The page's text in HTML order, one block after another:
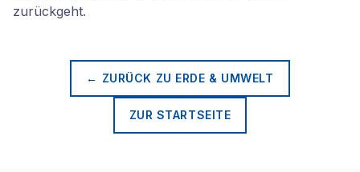
zurückgeht.
← ZURÜCK ZU ERDE & UMWELT
ZUR STARTSEITE